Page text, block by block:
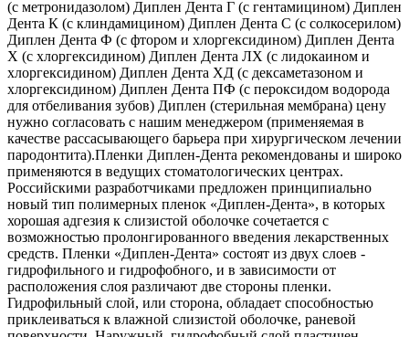
(с метронидазолом) Диплен Дента Г (с гентамицином) Диплен
Дента К (с клиндамицином) Диплен Дента С (с солкосерилом)
Диплен Дента Ф (с фтором и хлоргексидином) Диплен Дента
Х (с хлоргексидином) Диплен Дента ЛХ (с лидокаином и
хлоргексидином) Диплен Дента ХД (с дексаметазоном и
хлоргексидином) Диплен Дента ПФ (с пероксидом водорода
для отбеливания зубов) Диплен (стерильная мембрана) цену
нужно согласовать с нашим менеджером (применяемая в
качестве рассасывающего барьера при хирургическом лечении
пародонтита).Пленки Диплен-Дента рекомендованы и широко
применяются в ведущих стоматологических центрах.
Российскими разработчиками предложен принципиально
новый тип полимерных пленок «Диплен-Дента», в которых
хорошая адгезия к слизистой оболочке сочетается с
возможностью пролонгированного введения лекарственных
средств. Пленки «Диплен-Дента» состоят из двух слоев -
гидрофильного и гидрофобного, и в зависимости от
расположения слоя различают две стороны пленки.
Гидрофильный слой, или сторона, обладает способностью
приклеиваться к влажной слизистой оболочке, раневой